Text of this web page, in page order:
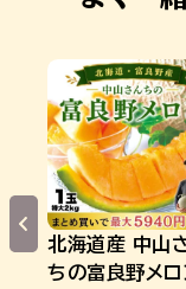
北海道産 中山
ちの富良野メロ